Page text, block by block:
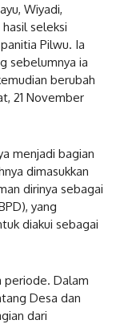
Wiyadi,
seleksi
Pilwu. Ia
sebelumnya ia
berubah
21 November
menjadi bagian
dimasukkan
dirinya sebagai
yang
diakui sebagai
periode. Dalam
Desa dan
dari